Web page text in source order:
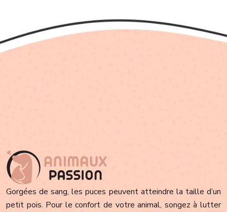
Gorgées de sang, les puces peuvent atteindre la taille d’un
petit pois. Pour le confort de votre animal, songez à lutter